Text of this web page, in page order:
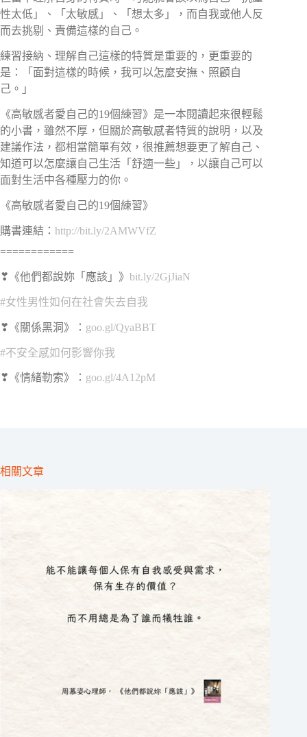
性太低」、「太敏感」、「想太多」，而自我或他人反
而去挑剔、責備這樣的自己。
練習接納、理解自己這樣的特質是重要的，更重要的
是：「面對這樣的時候，我可以怎麼安撫、照顧自
己。」
《高敏感者愛自己的19個練習》是一本閱讀起來很輕鬆
的小書，雖然不厚，但關於高敏感者特質的說明，以及
建議作法，都相當簡單有效，很推薦想要更了解自己、
知道可以怎麼讓自己生活「舒適一些」，以讓自己可以
面對生活中各種壓力的你。
《高敏感者愛自己的19個練習》
購書連結： http://bit.ly/2AMWVfZ
============
❣《他們都說妳「應該」》 bit.ly/2GjJiaN
#女性男性如何在社會失去自我
❣《關係黑洞》： goo.gl/QyaBBT
#不安全感如何影響你我
❣《情緒勒索》： goo.gl/4A12pM
相關文章